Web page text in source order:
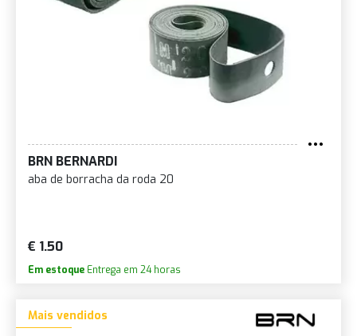
BRN BERNARDI
aba de borracha da roda 20
€ 1.50
Em estoque Entrega em 24 horas
Mais vendidos